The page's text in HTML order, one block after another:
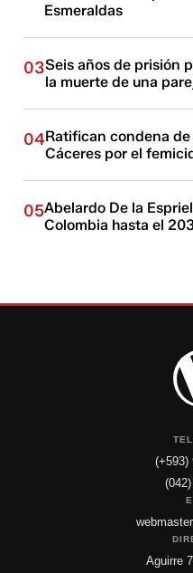
Esmeraldas
03Seis años de prisión
la muerte de una
04Ratifican condena
Cáceres por el
05Abelardo De la
Colombia hasta el
(+593)
Aguirre